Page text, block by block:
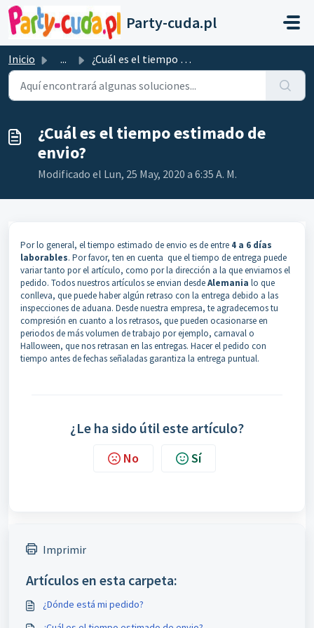
Saltar al contenido principal
Party-cuda.pl
Inicio ... ¿Cuál es el tiempo estimado de envio?
¿Cuál es el tiempo estimado de
envio?
Modificado el Lun, 25 May, 2020 a 6:35 A. M.
Por lo general, el tiempo estimado de envio es de entre 4 a 6 días
laborables. Por favor, ten en cuenta que el tiempo de entrega puede
variar tanto por el artículo, como por la dirección a la que enviamos el
pedido. Todos nuestros artículos se envian desdeAlemania lo que
conlleva, que puede haber algún retraso con la entrega debido a las
inspecciones de aduana. Desde nuestra empresa, te agradecemos tu
compresión en cuanto a los retrasos, que pueden ocasionarse en
periodos de más volumen de trabajo por ejemplo, carnaval o
Halloween, que nos retrasan en las entregas. Hacer el pedido con
tiempo antes de fechas señaladas garantiza la entrega puntual.
¿Le ha sido útil este artículo?
No Sí
Imprimir
Artículos en esta carpeta:
¿Dónde está mi pedido?